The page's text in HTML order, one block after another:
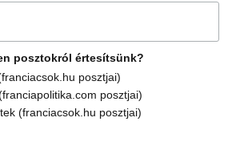
posztokról értesítsünk?
posztjai)
posztjai)
(franciacsok.hu posztjai)